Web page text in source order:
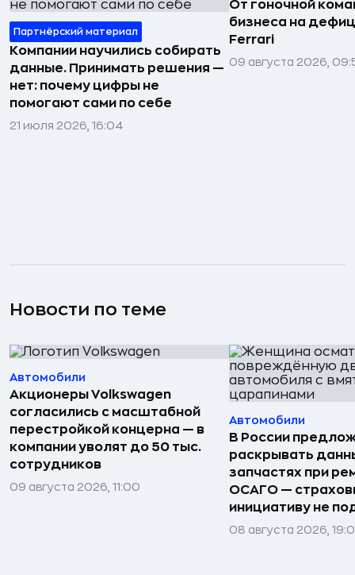
Партнёрский материал
Компании научились собирать
данные. Принимать решения —
нет: почему цифры не
помогают сами по себе
21 июля 2026, 16:04
От гоночной
бизнеса на
Ferrari
09 августа 2026,
Новости по теме
Автомобили
Акционеры Volkswagen
согласились с масштабной
перестройкой концерна — в
компании уволят до 50 тыс.
сотрудников
09 августа 2026, 11:00
Автомобили
В России
раскрывать
запчастях при
ОСАГО —
инициативу не
08 августа 2026,